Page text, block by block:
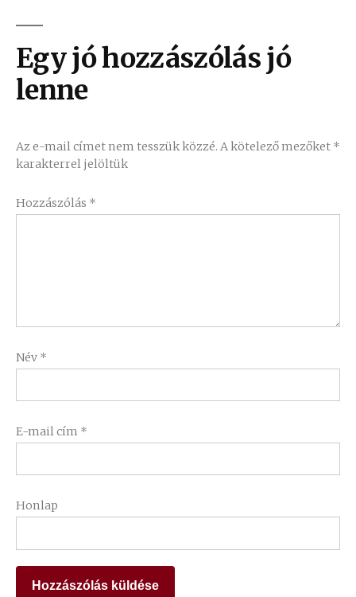
Egy jó hozzászólás jó
lenne
Az e-mail címet nem tesszük közzé. A kötelező mezőket *
karakterrel jelöltük
Hozzászólás *
Név *
E-mail cím *
Honlap